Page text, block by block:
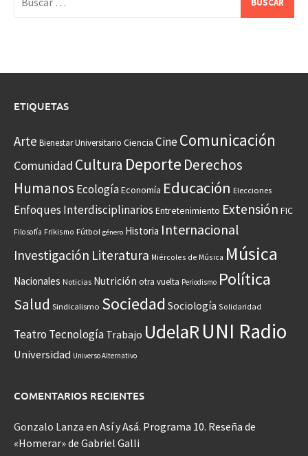
ETIQUETAS
Arte Bienestar Universitario Ciencia CineComunicación
Comunidad Cultura Deporte Derechos
Humanos EcologíaEconomía Educación Elecciones
Enfoques Interdisciplinarios Entretenimiento Extensión FIC
Filosofía Frikismo Fútbol género Historia Internacional
Investigación Literatura Miércoles de Música Música
Nacionales Noticias Nutrición otra vuelta Periodismo Política
Salud Sindicalismo Sociedad Sociología Solidaridad
Teatro Tecnología Trabajo UdelaR UNI Radio
Universidad Universo Alternativo
COMENTARIOS RECIENTES
Gonzalo Lanza en Así y Asá. Programa 10. Reseña de
«Homerar» de Gabriel Galli